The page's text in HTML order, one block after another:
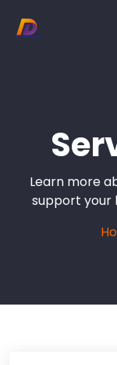
Learn more
support your